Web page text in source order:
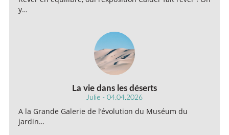
y…
La vie dans les déserts
Julie - 04.04.2026
A la Grande Galerie de l’évolution du Muséum du
jardin…